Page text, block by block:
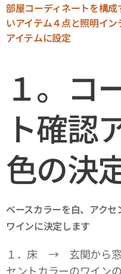
部屋コーディネートを構
いアイテム４点と照明イ
アイテムに設定
１。コ
ト確認
色の決
ベースカラーを白、アクセ
ワインに決定します
１．床 → 玄関から窓
セントカラーのワイン